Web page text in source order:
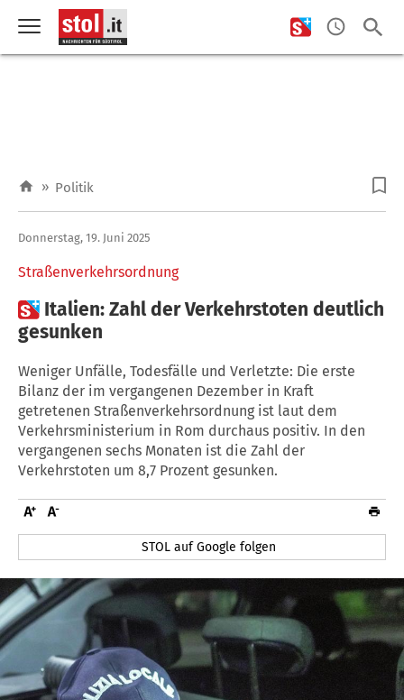
» Politik
Straßenverkehrsordnung
Donnerstag, 19. Juni 2025
 Italien: Zahl der Verkehrstoten deutlich
gesunken
Weniger Unfälle, Todesfälle und Verletzte: Die erste
Bilanz der im vergangenen Dezember in Kraft
getretenen Straßenverkehrsordnung ist laut dem
Verkehrsministerium in Rom durchaus positiv. In den
vergangenen sechs Monaten ist die Zahl der
Verkehrstoten um 8,7 Prozent gesunken.
STOL auf Google folgen